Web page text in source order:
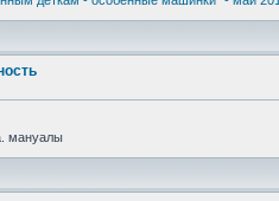
мануалы